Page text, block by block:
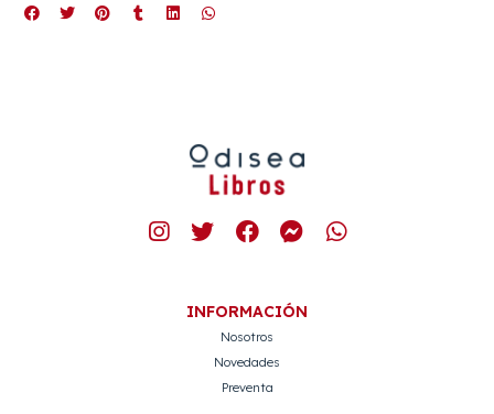
INFORMACIÓN
Nosotros
Novedades
Preventa